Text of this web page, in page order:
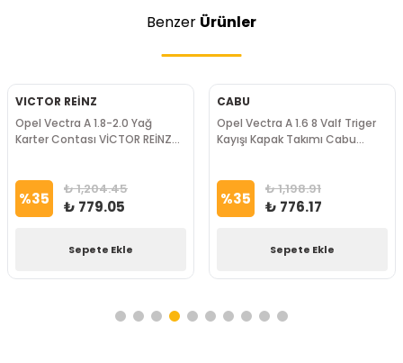
Benzer Ürünler
VICTOR REİNZ
Opel Vectra A 1.8-2.0 Yağ
Karter Contası VİCTOR REİNZ
%35 ₺ 1,204.45
₺ 779.05
Sepete Ekle
CABU
Opel Vectra A 1.6 8 Valf Triger
Kayışı Kapak Takımı Cabu
%35 ₺ 1,198.91
₺ 776.17
Sepete Ekle